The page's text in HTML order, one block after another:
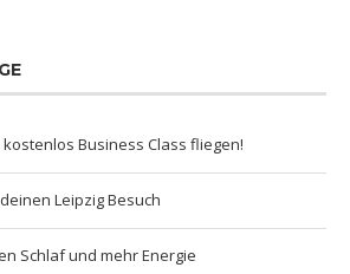
Business Class fliegen!
Leipzig Besuch
Schlaf und mehr Energie